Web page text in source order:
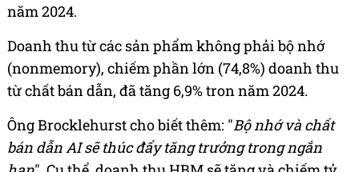
năm 2024.
Doanh thu từ các sản phẩm không phải bộ nhớ
(nonmemory), chiếm phần lớn (74,8%) doanh thu
từ chất bán dẫn, đã tăng 6,9% tron năm 2024.
Ông Brocklehurst cho biết thêm: "Bộ nhớ và chất
bán dẫn AI sẽ thúc đẩy tăng trưởng trong ngắn